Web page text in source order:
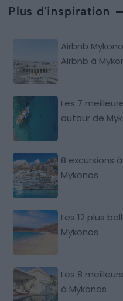
Plus d'inspiration
Airbnb
Airbnb à
Les 7
autour de
8 excursions
Mykonos
Les 12 plus
Mykonos
Les 8
à Mykonos